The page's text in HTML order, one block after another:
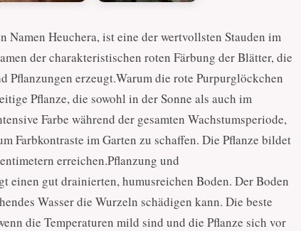
Heuchera, ist eine der wertvollsten Stauden im
der charakteristischen roten Färbung der Blätter, die
Pflanzungen erzeugt.Warum die rote Purpurglöckchen
Pflanze, die sowohl in der Sonne als auch im
Farbe während der gesamten Wachstumsperiode,
Farbkontraste im Garten zu schaffen. Die Pflanze bildet
erreichen.Pflanzung und
einen gut drainierten, humusreichen Boden. Der Boden
Wasser die Wurzeln schädigen kann. Die beste
die Temperaturen mild sind und die Pflanze sich vor